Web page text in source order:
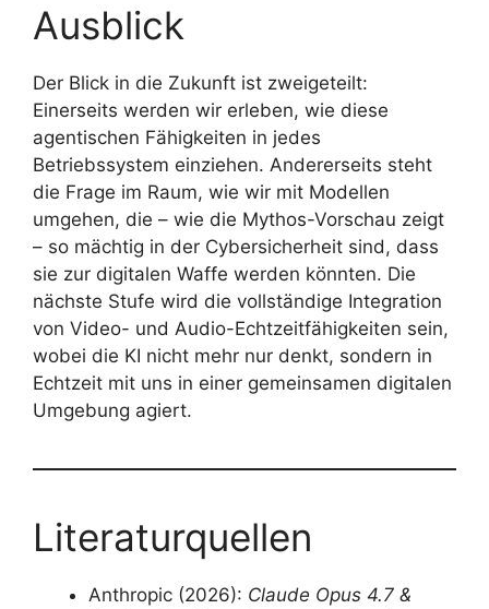
Ausblick
Der Blick in die Zukunft ist zweigeteilt:
Einerseits werden wir erleben, wie diese
agentischen Fähigkeiten in jedes
Betriebssystem einziehen. Andererseits steht
die Frage im Raum, wie wir mit Modellen
umgehen, die – wie die Mythos-Vorschau zeigt
– so mächtig in der Cybersicherheit sind, dass
sie zur digitalen Waffe werden könnten. Die
nächste Stufe wird die vollständige Integration
von Video- und Audio-Echtzeitfähigkeiten sein,
wobei die KI nicht mehr nur denkt, sondern in
Echtzeit mit uns in einer gemeinsamen digitalen
Umgebung agiert.
Literaturquellen
Anthropic (2026): Claude Opus 4.7 &